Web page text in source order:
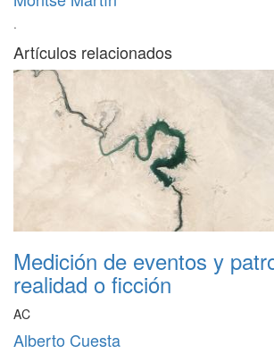
·
Artículos relacionados
Medición de eventos y
realidad o ficción
AC
Alberto Cuesta